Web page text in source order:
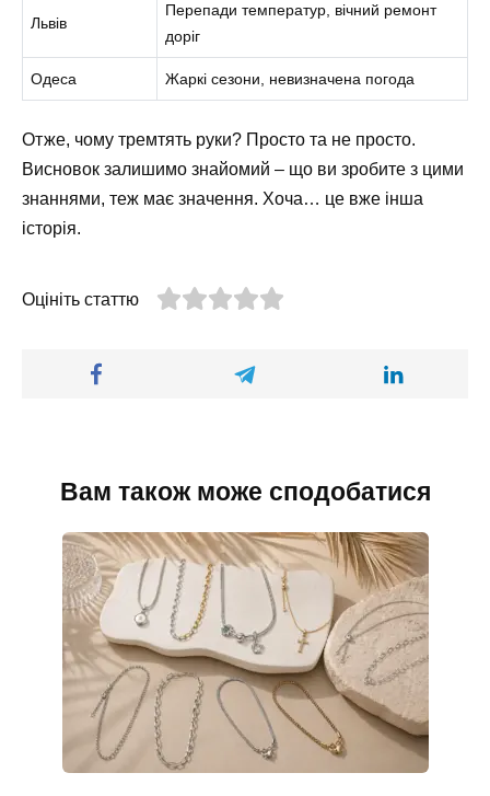
Львів
Перепади температур, вічний ремонт
доріг
Одеса Жаркі сезони, невизначена погода
Отже, чому тремтять руки? Просто та не просто.
Висновок залишимо знайомий – що ви зробите з цими
знаннями, теж має значення. Хоча… це вже інша
історія.
Оцініть статтю
Вам також може сподобатися